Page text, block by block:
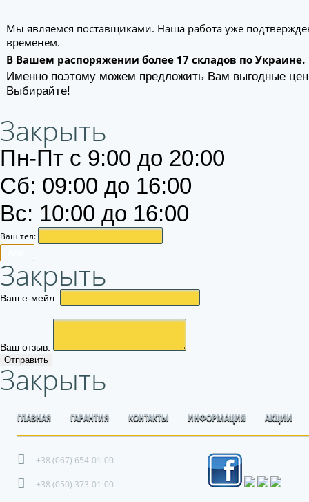
Мы являемся поставщиками. Наша работа уже
временем.
В Вашем распоряжении более 17 складов по Украине.
Именно поэтому можем предложить Вам выгодные
Выбирайте!
Закрыть
Пн-Пт с 9:00 до 20:00
Сб: 09:00 до 16:00
Вс: 10:00 до 16:00
Ваш тел:
Закрыть
Ваш е-мейл:
Ваш отзыв:
Отправить
Закрыть
ГЛАВНАЯ ГАРАНТИЯ КОНТАКТЫ ИНФОРМАЦИЯ АКЦИИ
+38 (067) 654-01-00
+38 (050) 373-01-00